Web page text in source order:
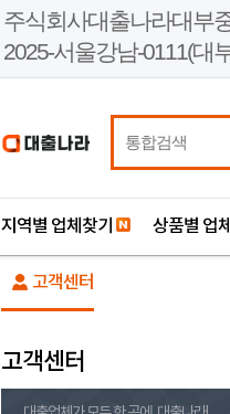
주식회사대출나라대부
2025-서울강남-0111(대
지역별 업체찾기 상품별 업
고객센터
고객센터